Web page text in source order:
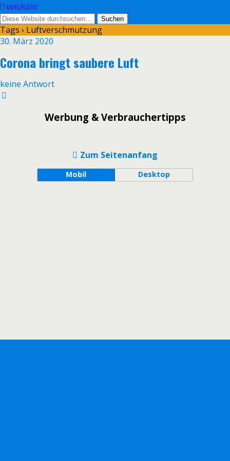
Provinzkurier
Tags › Luftverschmutzung
30. März 2020
Corona bringt saubere Luft
keine Antwort
Werbung & Verbrauchertipps
Zum Seitenanfang
Mobil Desktop